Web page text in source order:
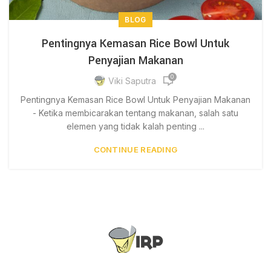
BLOG
Pentingnya Kemasan Rice Bowl Untuk
Penyajian Makanan
Viki Saputra 0
Pentingnya Kemasan Rice Bowl Untuk Penyajian Makanan
- Ketika membicarakan tentang makanan, salah satu
elemen yang tidak kalah penting ...
CONTINUE READING